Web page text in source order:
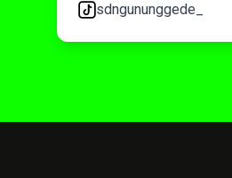
sdngununggede_